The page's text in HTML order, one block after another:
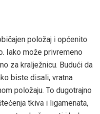
položaj i općenito
Iako može privremeno
za kralježnicu. Budući da
biste disali, vratna
položaju. To dugotrajno
tkiva i ligamenata,